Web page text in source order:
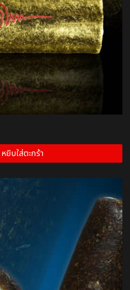
หยิบใส่ตะกร้า